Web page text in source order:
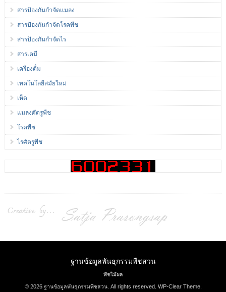
สารป้องกันกำจัดแมลง
สารป้องกันกำจัดโรคพืช
สารป้องกันกำจัดไร
สารเคมี
เครื่องดื่ม
เทคโนโลยีสมัยใหม่
เห็ด
แมลงศัตรูพืช
โรคพืช
ไรศัตรูพืช
ฐานข้อมูลพันธุกรรมพืชสวน
พืชไม้ผล
© 2026 ฐานข้อมูลพันธุกรรมพืชสวน. All rights reserved. WP-Clear Theme.